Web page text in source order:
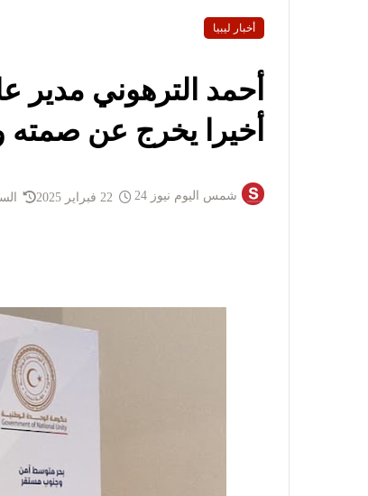
أخبار ليبيا
أحمد الترهوني
أخيرا يخرج عن
شمس اليوم نيوز 24 السبت 22